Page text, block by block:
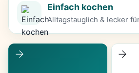
Einfach kochen
Alltagstauglich & lecker